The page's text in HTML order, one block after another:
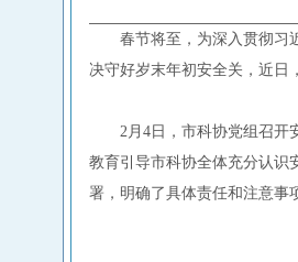
春节将至，为深入贯彻习
决守好岁末年初安全关，近日
2月4日，市科协党组召开
教育引导市科协全体充分认识
署，明确了具体责任和注意事